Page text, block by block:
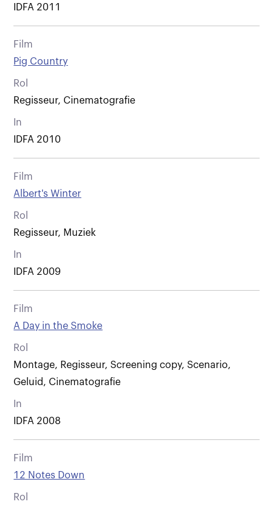
IDFA 2011
Film
Pig Country
Rol
Regisseur, Cinematografie
In
IDFA 2010
Film
Albert's Winter
Rol
Regisseur, Muziek
In
IDFA 2009
Film
A Day in the Smoke
Rol
Montage, Regisseur, Screening copy, Scenario,
Geluid, Cinematografie
In
IDFA 2008
Film
12 Notes Down
Rol